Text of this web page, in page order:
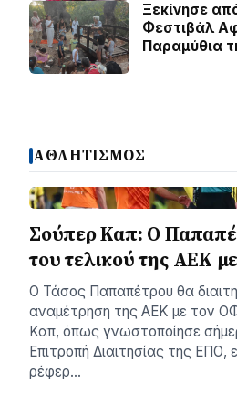
Ξεκίνησε
Φεστιβάλ
Παραμύθια
ΑΘΛΗΤΙΣΜΟΣ
Σούπερ Καπ: Ο
του τελικού της ΑΕΚ
Ο Τάσος Παπαπέτρου θα
αναμέτρηση της ΑΕΚ με τον
Καπ, όπως γνωστοποίησε
Επιτροπή Διαιτησίας της
ρέφερ…